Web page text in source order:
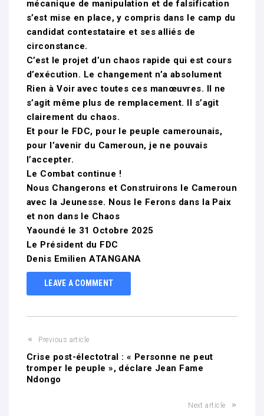
mécanique de manipulation et de falsification
s’est mise en place, y compris dans le camp du
candidat contestataire et ses alliés de
circonstance.
C’est le projet d’un chaos rapide qui est cours
d’exécution. Le changement n’a absolument
Rien à Voir avec toutes ces manœuvres. Il ne
s’agit même plus de remplacement. Il s’agit
clairement du chaos.
Et pour le FDC, pour le peuple camerounais,
pour l’avenir du Cameroun, je ne pouvais
l’accepter.
Le Combat continue !
Nous Changerons et Construirons le Cameroun
avec la Jeunesse. Nous le Ferons dans la Paix
et non dans le Chaos
Yaoundé le 31 Octobre 2025
Le Président du FDC
Denis Emilien ATANGANA
LEAVE A COMMENT
Previous article
Crise post-électotral : « Personne ne peut
tromper le peuple », déclare Jean Fame
Ndongo
Next article